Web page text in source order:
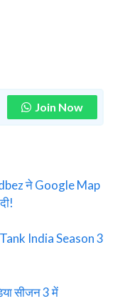
Join Now
ने Google Map
India Season 3
सीजन 3 में